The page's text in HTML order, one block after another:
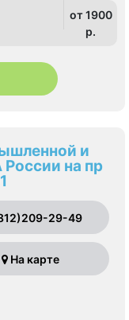
от 1900
p.
и
на пр
29-49
На карте